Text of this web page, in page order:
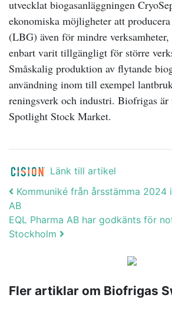
utvecklat biogasanläggningen
ekonomiska möjligheter att
(LBG) även för mindre
enbart varit tillgängligt för större
Småskalig produktion av flytande
användning inom till exempel
reningsverk och industri. Biofrigas är
Spotlight Stock Market.
Länk till artikel
Post navigation
Kommuniké från årsstämma 2024
AB
EQL Pharma AB har godkänts för
Stockholm
Fler artiklar om Biofrigas